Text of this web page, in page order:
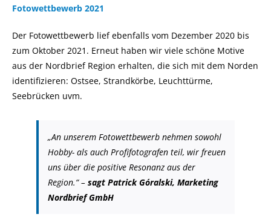
Fotowettbewerb 2021
Der Fotowettbewerb lief ebenfalls vom Dezember 2020 bis
zum Oktober 2021. Erneut haben wir viele schöne Motive
aus der Nordbrief Region erhalten, die sich mit dem Norden
identifizieren: Ostsee, Strandkörbe, Leuchttürme,
Seebrücken uvm.
„An unserem Fotowettbewerb nehmen sowohl
Hobby- als auch Profifotografen teil, wir freuen
uns über die positive Resonanz aus der
Region.“– sagt Patrick Góralski, Marketing
Nordbrief GmbH